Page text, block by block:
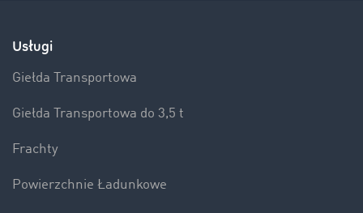
Usługi
Giełda Transportowa
Giełda Transportowa do 3,5 t
Frachty
Powierzchnie Ładunkowe